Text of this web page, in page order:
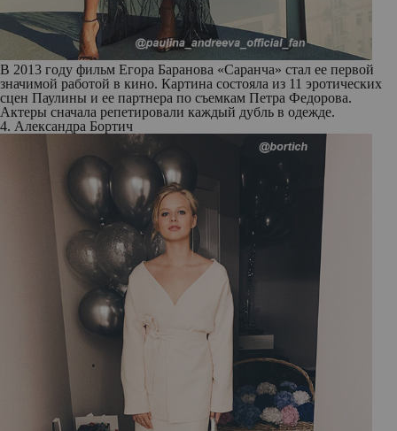
В 2013 году фильм Егора Баранова «Саранча» стал ее первой
значимой работой в кино. Картина состояла из 11 эротических
сцен Паулины и ее партнера по съемкам Петра Федорова.
Актеры сначала репетировали каждый дубль в одежде.
4. Александра Бортич